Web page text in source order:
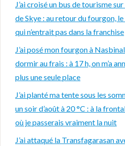
J’ai croisé un bus de tourisme
de Skye : au retour du fourgon, le
qui n’entrait pas dans la franchise
J’ai posé mon fourgon à
dormir au frais : à 17 h, on m’a
plus une seule place
J’ai planté ma tente sous les
un soir d’août à 20 °C : à la
où je passerais vraiment la nuit
J’ai attaqué la Transfagarasan